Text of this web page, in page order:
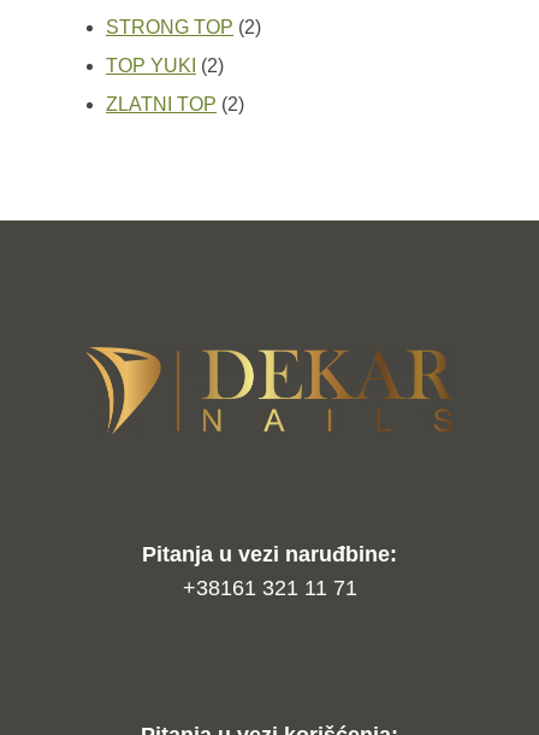
proizvoda
STRONG TOP 22
TOP YUKI 22
proizvoda
ZLATNI TOP 22
Pitanja u vezi naruđbine:
+38161 321 11 71